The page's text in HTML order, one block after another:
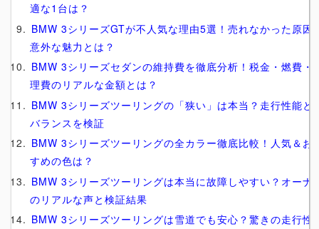
適な1台は？
BMW 3シリーズGTが不人気な理由5選！売れなかった原因
意外な魅力とは？
BMW 3シリーズセダンの維持費を徹底分析！税金・燃費・
理費のリアルな金額とは？
BMW 3シリーズツーリングの「狭い」は本当？走行性能と
バランスを検証
BMW 3シリーズツーリングの全カラー徹底比較！人気＆お
すめの色は？
BMW 3シリーズツーリングは本当に故障しやすい？オーナ
のリアルな声と検証結果
BMW 3シリーズツーリングは雪道でも安心？驚きの走行性